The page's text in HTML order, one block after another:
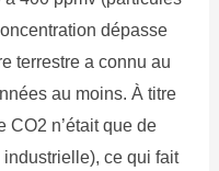
dépasse
terrestre a connu au
au moins. À titre
CO2 n’était que de
industrielle), ce qui fait